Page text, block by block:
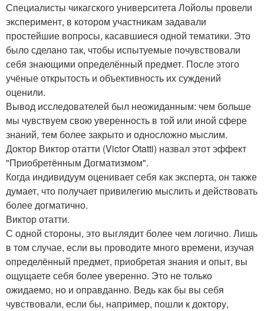
Специалисты чикагского университета Лойолы провели
эксперимент, в котором участникам задавали
простейшие вопросы, касавшиеся одной тематики. Это
было сделано так, чтобы испытуемые почувствовали
себя знающими определённый предмет. После этого
учёные открытость и объективность их суждений
оценили.
Вывод исследователей был неожиданным: чем больше
мы чувствуем свою уверенность в той или иной сфере
знаний, тем более закрыто и односложно мыслим.
Доктор Виктор отатти (Victor Otatti) назвал этот эффект
"Приобретённым Догматизмом".
Когда индивидуум оценивает себя как эксперта, он также
думает, что получает привилегию мыслить и действовать
более догматично.
Виктор отатти.
С одной стороны, это выглядит более чем логично. Лишь
в том случае, если вы проводите много времени, изучая
определённый предмет, приобретая знания и опыт, вы
ощущаете себя более уверенно. Это не только
ожидаемо, но и оправданно. Ведь как бы вы себя
чувствовали, если бы, например, пошли к доктору,